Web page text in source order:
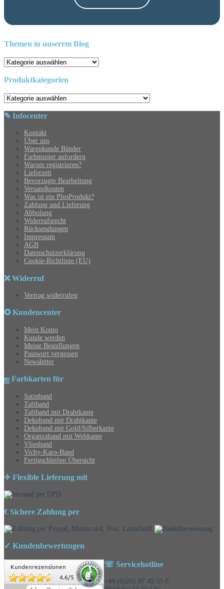
Themen in unserem Blog
Themen
in
unserem
Blog
Produktkategorien
✎ Infocenter
Kontakt
Über uns
Warenkunde Bänder
Farbmuster anfordern
Warum registrieren?
Lieferzeit
Bevorzugte Bearbeitung
Versandkosten
Was ist ein PlusProdukt?
Zahlung und Lieferung
Abholung
Widerrufsrecht
Rücksendungen
Impressum
AGB
Datenschutzerklärung
Cookie-Richtlinie (EU)
❌ Widerruf
Vertrag widerrufen
✪ Kundencenter
Mein Konto
Kunde werden
Meine Bestellungen
Passwort vergessen
Newsletter
ஐ Farbkarten für
Satinband
Taftband
Taftband mit Drahtkante
Dekoband mit Drahtkante
Dekoband mit Gold/Silberkante
Organzaband mit Webkante
Vliesband
Vichy-Karo-Band
Fertigschleifen Übersicht
✈ Flexible Lieferung mit
€ Sichere Zahlung per
✓ Kundenbewertungen
Kundenrezensionen
4.6/5
☏ Servicehotline
+49 (0)202 97 49 55 0